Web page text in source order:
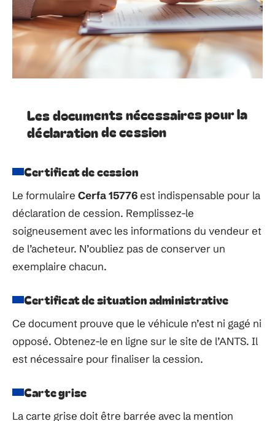
Les documents nécessaires pour la
déclaration de cession
Certificat de cession
Le formulaire Cerfa 15776est indispensable pour la
déclaration de cession. Remplissez-le
soigneusement avec les informations du vendeur et
de l’acheteur. N’oubliez pas de conserver un
exemplaire chacun.
Certificat de situation administrative
Ce document prouve que le véhicule n’est ni gagé ni
opposé. Obtenez-le en ligne sur le site de l’ANTS. Il
est nécessaire pour finaliser la cession.
Carte grise
La carte grise doit être barrée avec la mention